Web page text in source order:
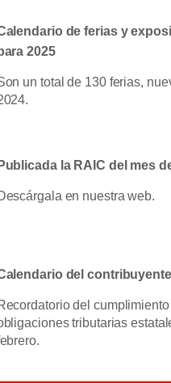
de ferias y
2025
un total de 130 ferias,
Publicada la RAIC del mes
en nuestra web.
del
del
tributarias